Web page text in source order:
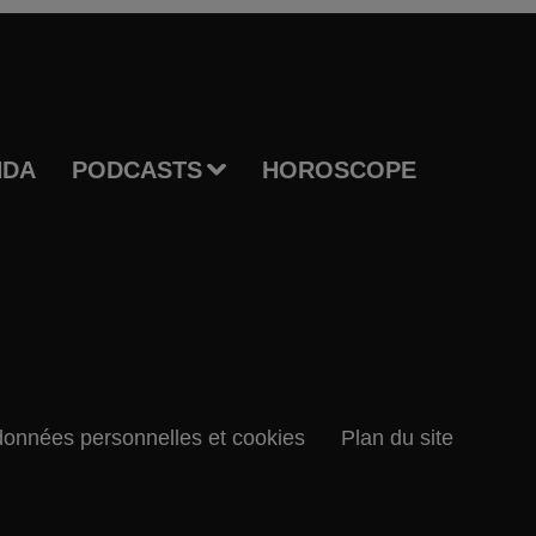
PODCASTS HOROSCOPE
personnelles et cookies Plan du site